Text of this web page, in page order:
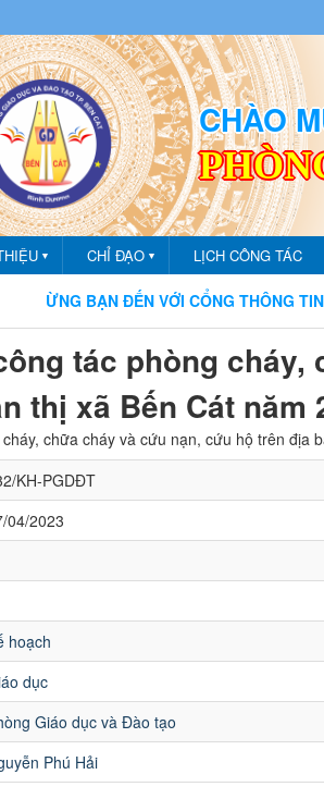
CHÀO
▼ CHỈ ĐẠO ▼ LỊCH CÔNG TÁC
BẠN ĐẾN VỚI CỔNG THÔNG TIN
tác phòng
thị xã Bến Cát năm
chữa cháy và cứu nạn, cứu hộ trên địa
KH-PGDĐT
04/2023
hoạch
dục
Giáo dục và Đào tạo
Phú Hải